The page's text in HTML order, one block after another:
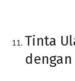
Tinta